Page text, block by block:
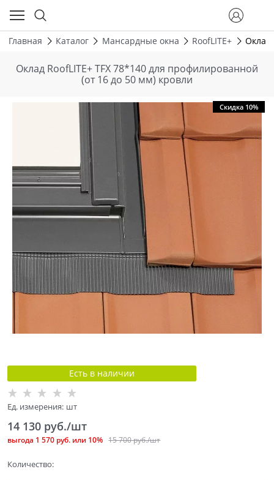
Главная Каталог Мансардные окна RoofLITE+ Оклад
Оклад RoofLITE+ TFX 78*140 для профилированной
(от 16 до 50 мм) кровли
Скидка 10%
Есть в наличии
Ед. измерения: шт
15 700 руб./шт
14 130 руб./шт
выгода 1 570 руб. или 10%
Количество: